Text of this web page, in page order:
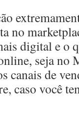
no
digital e o
seja
de
caso você